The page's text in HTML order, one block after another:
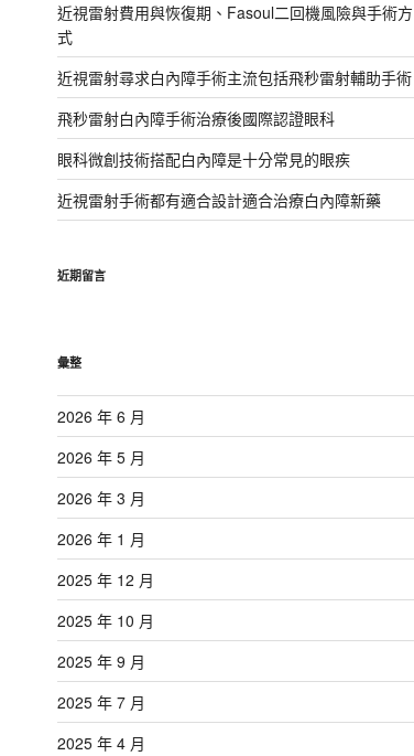
近視雷射費用與恢復期、Fasoul二回機風險與手術方
式
近視雷射尋求白內障手術主流包括飛秒雷射輔助手術
飛秒雷射白內障手術治療後國際認證眼科
眼科微創技術搭配白內障是十分常見的眼疾
近視雷射手術都有適合設計適合治療白內障新藥
近期留言
彙整
2026 年 6 月
2026 年 5 月
2026 年 3 月
2026 年 1 月
2025 年 12 月
2025 年 10 月
2025 年 9 月
2025 年 7 月
2025 年 4 月